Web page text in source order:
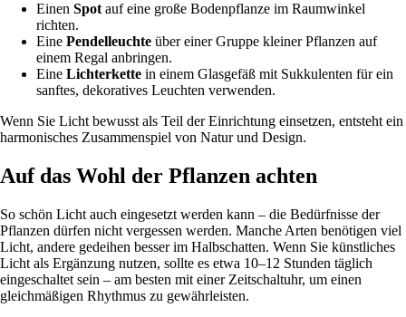
Einen Spot auf eine große Bodenpflanze im Raumwinkel
richten.
Eine Pendelleuchte über einer Gruppe kleiner Pflanzen auf
einem Regal anbringen.
Eine Lichterkette in einem Glasgefäß mit Sukkulenten für ein
sanftes, dekoratives Leuchten verwenden.
Wenn Sie Licht bewusst als Teil der Einrichtung einsetzen, entsteht ein
harmonisches Zusammenspiel von Natur und Design.
Auf das Wohl der Pflanzen achten
So schön Licht auch eingesetzt werden kann – die Bedürfnisse der
Pflanzen dürfen nicht vergessen werden. Manche Arten benötigen viel
Licht, andere gedeihen besser im Halbschatten. Wenn Sie künstliches
Licht als Ergänzung nutzen, sollte es etwa 10–12 Stunden täglich
eingeschaltet sein – am besten mit einer Zeitschaltuhr, um einen
gleichmäßigen Rhythmus zu gewährleisten.